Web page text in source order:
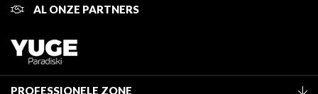
AL ONZE PARTNERS
PROFESSIONELE ZONE